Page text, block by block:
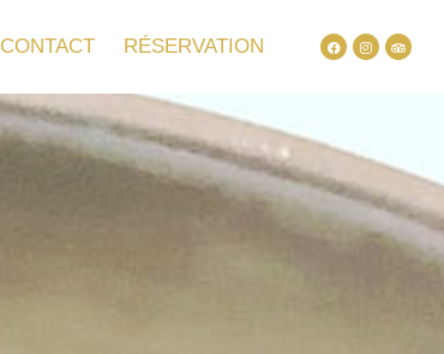
CONTACT RÉSERVATION